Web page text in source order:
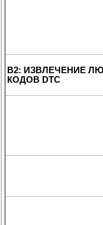
B2: ИЗВЛЕЧЕНИЕ
КОДОВ DTC